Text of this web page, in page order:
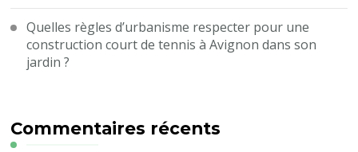
Quelles règles d’urbanisme respecter pour une
construction court de tennis à Avignon dans son
jardin ?
Commentaires récents